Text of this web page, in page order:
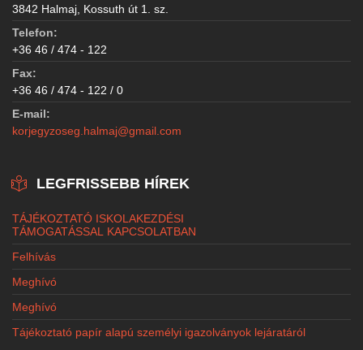
3842 Halmaj, Kossuth út 1. sz.
Telefon:
+36 46 / 474 - 122
Fax:
+36 46 / 474 - 122 / 0
E-mail:
korjegyzoseg.halmaj@gmail.com
LEGFRISSEBB HÍREK
TÁJÉKOZTATÓ ISKOLAKEZDÉSI
TÁMOGATÁSSAL KAPCSOLATBAN
Felhívás
Meghívó
Meghívó
Tájékoztató papír alapú személyi igazolványok lejáratáról